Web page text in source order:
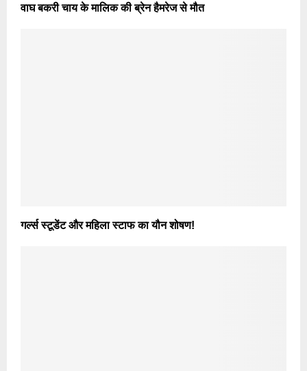
वाघ बकरी चाय के मालिक की ब्रेन हैमरेज से मौत
गर्ल्स स्टूडेंट और महिला स्टाफ का यौन शोषण!